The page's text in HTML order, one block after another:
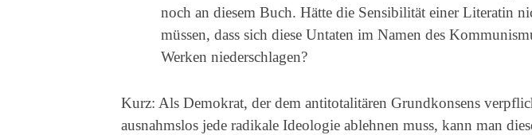
noch an diesem Buch. Hätte die Sensibilität einer Literatin
müssen, dass sich diese Untaten im Namen des
Werken niederschlagen?
Kurz: Als Demokrat, der dem antitotalitären Grundkonsens
ausnahmslos jede radikale Ideologie ablehnen muss, kann man